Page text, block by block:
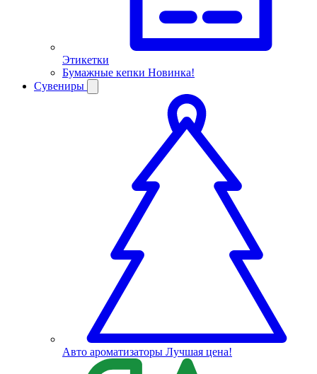
Этикетки
Бумажные кепки Новинка!
Сувениры
Авто ароматизаторы Лучшая цена!